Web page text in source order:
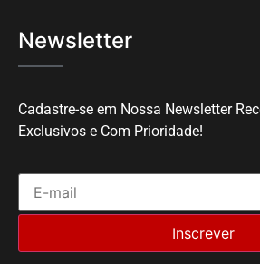
Newsletter
Cadastre-se em Nossa Newsletter
Exclusivos e Com Prioridade!